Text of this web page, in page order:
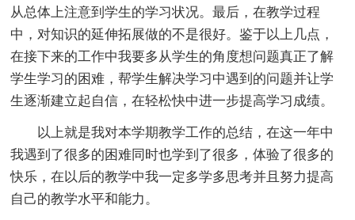
从总体上注意到学生的学习状况。最后，在教学过程
中，对知识的延伸拓展做的不是很好。鉴于以上几点，
在接下来的工作中我要多从学生的角度想问题真正了解
学生学习的困难，帮学生解决学习中遇到的问题并让学
生逐渐建立起自信，在轻松快中进一步提高学习成绩。
以上就是我对本学期教学工作的总结，在这一年中
我遇到了很多的困难同时也学到了很多，体验了很多的
快乐，在以后的教学中我一定多学多思考并且努力提高
自己的教学水平和能力。